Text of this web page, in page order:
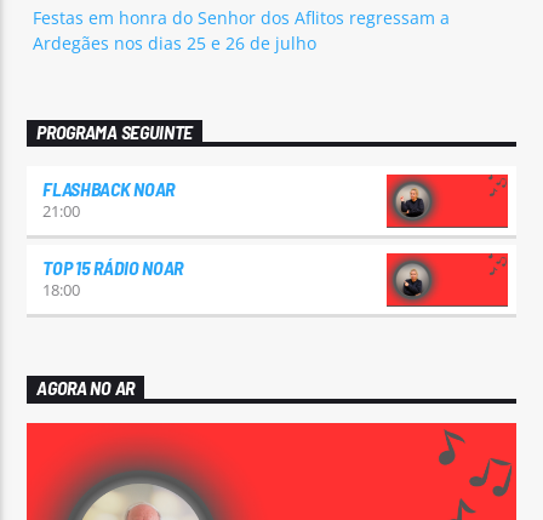
Festas em honra do Senhor dos Aflitos regressam a
Ardegães nos dias 25 e 26 de julho
PROGRAMA SEGUINTE
FLASHBACK NOAR
21:00
TOP 15 RÁDIO NOAR
18:00
AGORA NO AR